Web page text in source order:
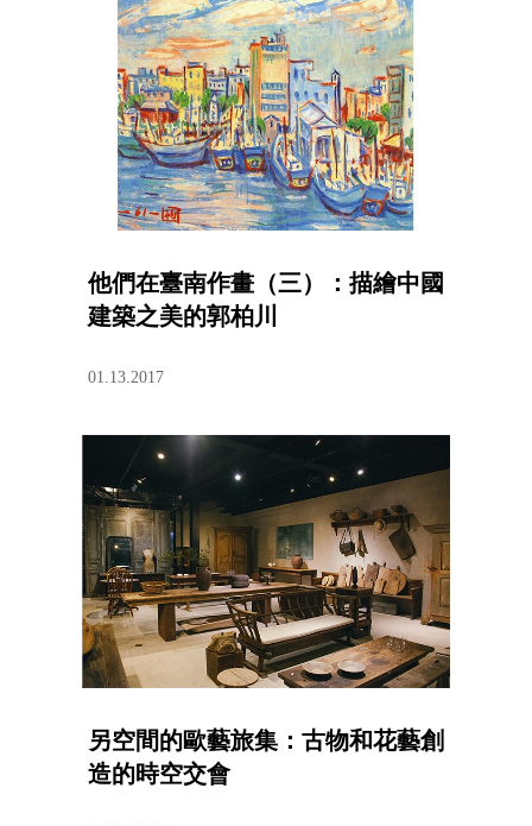
他們在臺南作畫（三）：描繪中國
建築之美的郭柏川
01.13.2017
另空間的歐藝旅集：古物和花藝創
造的時空交會